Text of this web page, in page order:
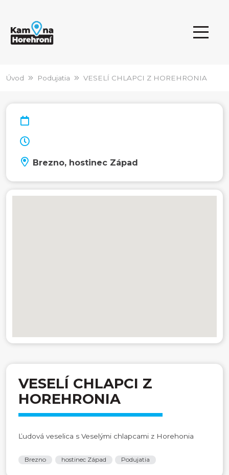
Úvod Podujatia VESELÍ CHLAPCI Z HOREHRONIA
Brezno, hostinec Západ
VESELÍ CHLAPCI Z
HOREHRONIA
Ľudová veselica s Veselými chlapcami z Horehonia
Brezno hostinec Západ Podujatia